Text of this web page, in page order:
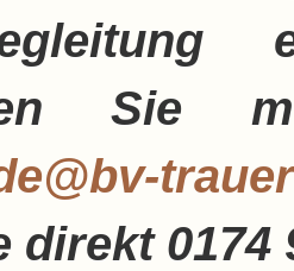
Sie
direkt 0174